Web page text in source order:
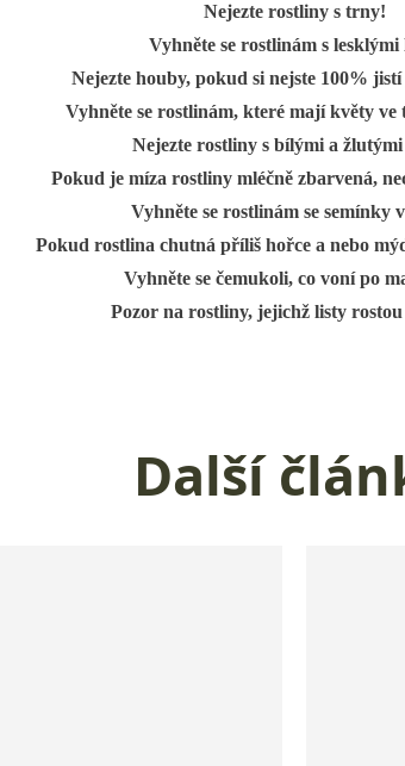
Nejezte rostliny s trny!
Vyhněte se rostlinám s lesklými
Nejezte houby, pokud si nejste 100%
Vyhněte se rostlinám, které mají květy
Nejezte rostliny s bílými a
Pokud je míza rostliny mléčně zbarvená,
Vyhněte se rostlinám se semínky
Pokud rostlina chutná příliš hořce a nebo
Vyhněte se čemukoli, co voní po
Pozor na rostliny, jejichž listy
Další